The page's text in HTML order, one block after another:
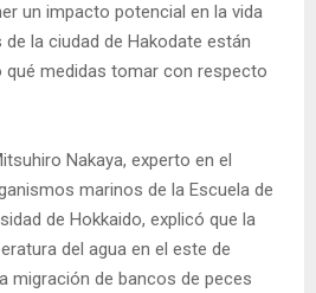
un impacto potencial en la vida
la ciudad de Hakodate están
qué medidas tomar con respecto
Nakaya, experto en el
marinos de la Escuela de
de Hokkaido, explicó que la
del agua en el este de
migración de bancos de peces